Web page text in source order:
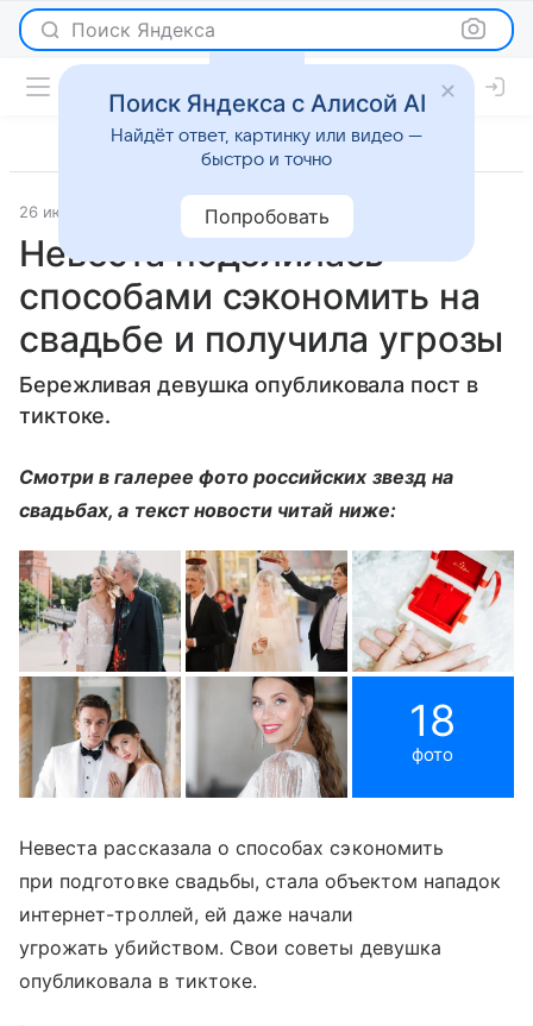
Поиск Яндекса
26 июня 2021 Новости
Невеста поделилась
способами сэкономить на
свадьбе и получила угрозы
Бережливая девушка опубликовала пост в
тиктоке.
Смотри в галерее фото российских звезд на
свадьбах, а текст новости читай ниже:
18
фото
Невеста рассказала о способах сэкономить
при подготовке свадьбы, стала объектом нападок
интернет-троллей, ей даже начали
угрожать убийством. Свои советы девушка
опубликовала в тиктоке.
Поиск Яндекса с Алисой AI
Найдёт ответ, картинку или видео —
быстро и точно
Попробовать